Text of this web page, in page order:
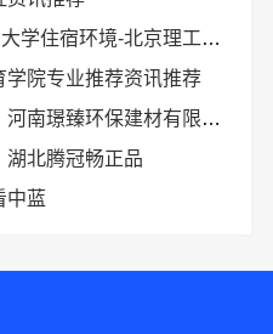
-北京理工大学珠海学院继教院
学院专业推荐资讯推荐
环保建材有限公司环保建材
湖北腾冠畅正品
中蓝